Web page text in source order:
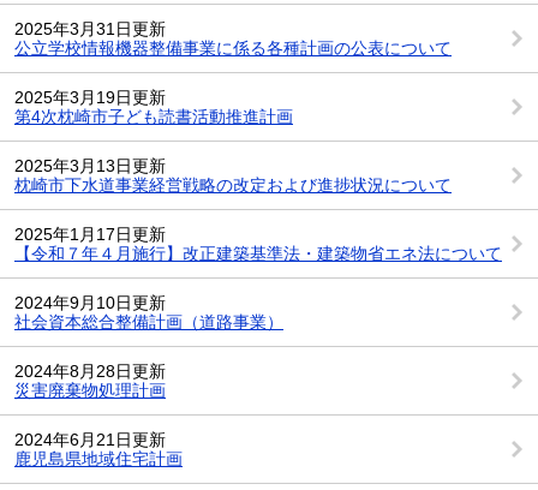
2025年3月31日更新
公立学校情報機器整備事業に係る各種計画の公表について
2025年3月19日更新
第4次枕崎市子ども読書活動推進計画
2025年3月13日更新
枕崎市下水道事業経営戦略の改定および進捗状況について
2025年1月17日更新
【令和７年４月施行】改正建築基準法・建築物省エネ法について
2024年9月10日更新
社会資本総合整備計画（道路事業）
2024年8月28日更新
災害廃棄物処理計画
2024年6月21日更新
鹿児島県地域住宅計画